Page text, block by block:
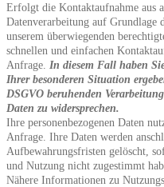
Erfolgt die Kontaktaufnahme aus
Datenverarbeitung auf
unserem überwiegenden
schnellen und einfachen
Anfrage. In diesem Fall haben
Ihrer besonderen Situation
DSGVO beruhenden
Daten zu widersprechen.
Ihre personenbezogenen Daten
Anfrage. Ihre Daten werden
Aufbewahrungsfristen gelöscht,
und Nutzung nicht zugestimmt
Nähere Informationen zu